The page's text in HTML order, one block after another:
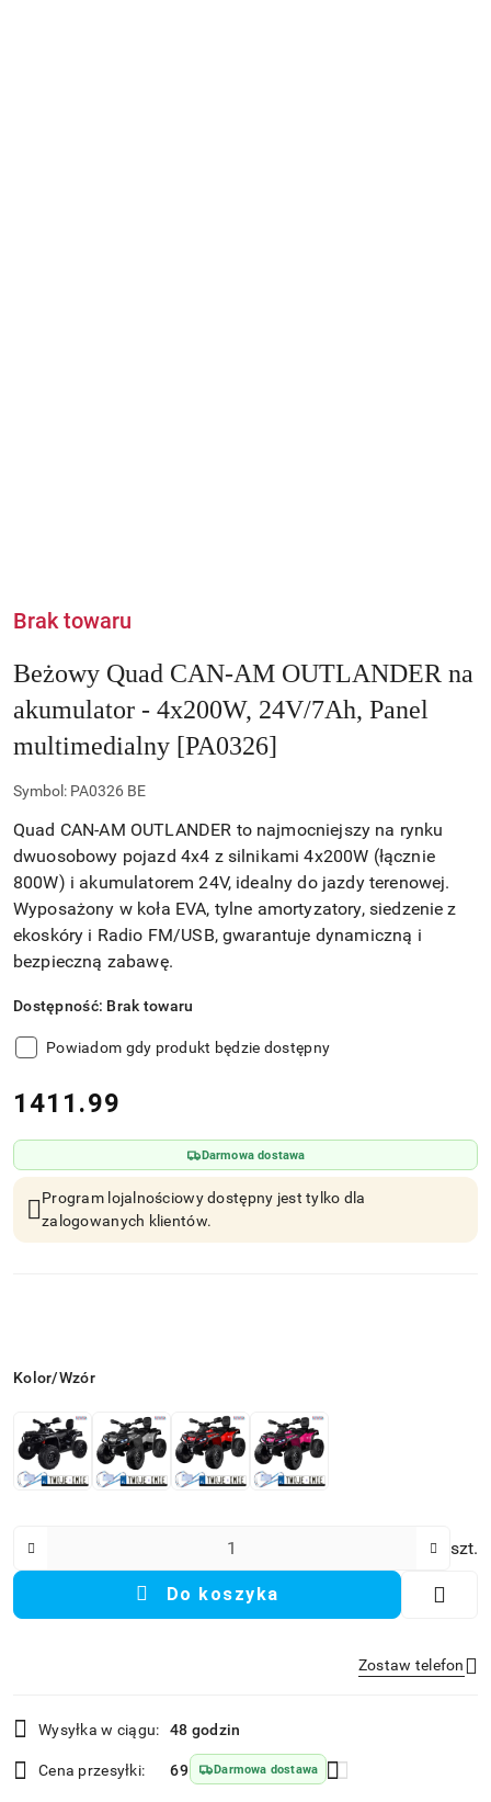
Brak towaru
Beżowy Quad CAN-AM OUTLANDER na
akumulator - 4x200W, 24V/7Ah, Panel
multimedialny [PA0326]
Symbol: PA0326 BE
Quad CAN-AM OUTLANDER to najmocniejszy na rynku
dwuosobowy pojazd 4x4 z silnikami 4x200W (łącznie
800W) i akumulatorem 24V, idealny do jazdy terenowej.
Wyposażony w koła EVA, tylne amortyzatory, siedzenie z
ekoskóry i Radio FM/USB, gwarantuje dynamiczną i
bezpieczną zabawę.
Dostępność: Brak towaru
Powiadom gdy produkt będzie dostępny
cena:
1411.99
Darmowa dostawa
Program lojalnościowy dostępny jest tylko dla
zalogowanych klientów.
Wariant
Kolor/Wzór
szt.
Do koszyka
Zostaw telefon
Wyślij
i
dostawa
Wysyłka w ciągu: 48 godzin
Cena przesyłki: 69 Darmowa dostawa